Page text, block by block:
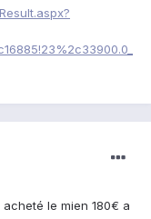
le mien 180€ a